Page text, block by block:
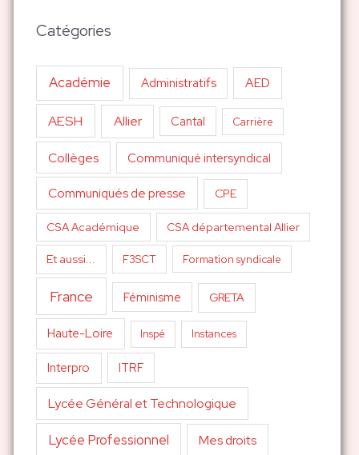
Catégories
Académie Administratifs AED
AESH Allier Cantal Carrière
Collèges Communiqué intersyndical
Communiqués de presse CPE
CSA Académique CSA départemental Allier
Et aussi... F3SCT Formation syndicale
France Féminisme GRETA
Haute-Loire Inspé Instances
Interpro ITRF
Lycée Général et Technologique
Lycée Professionnel Mes droits